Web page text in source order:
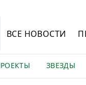
ВСЕ НОВОСТИ
ЗВЕЗДЫ